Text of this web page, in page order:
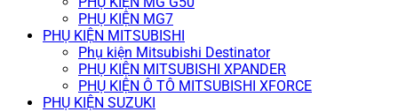
PHỤ KIỆN MG7
PHỤ KIỆN MITSUBISHI
Phụ kiện Mitsubishi Destinator
PHỤ KIỆN MITSUBISHI XPANDER
PHỤ KIỆN Ô TÔ MITSUBISHI XFORCE
PHỤ KIỆN SUZUKI